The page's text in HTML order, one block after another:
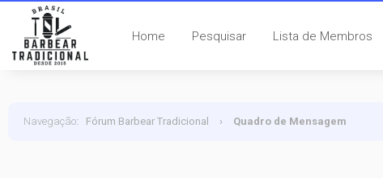
Home Pesquisar Lista de Membros
Navegação: Fórum Barbear Tradicional › Quadro de Mensagem